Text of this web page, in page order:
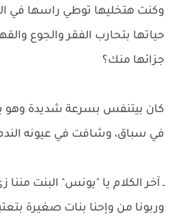
وكنت هتخليها توطي راسها في
حياتها بتحارب الفقر والجوع
جزائها منك؟
كان بيتنفس بسرعة شديدة وهو
في سباق، وشافت في عيونه
ـ آخر الكلام يا "يونس" البنت مننا
وربونا من وإحنا بنات صغيرة